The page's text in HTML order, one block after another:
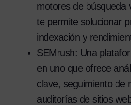
motores de búsqueda
te permite solucionar
indexación y
SEMrush: Una
en uno que ofrece
clave, seguimiento de
auditorías de sitios